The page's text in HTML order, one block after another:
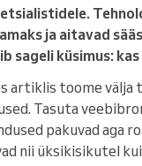
ja aitavad
sageli küsimus:
artiklis toome välja
Tasuta
pakuvad aga
nii üksikisikutel